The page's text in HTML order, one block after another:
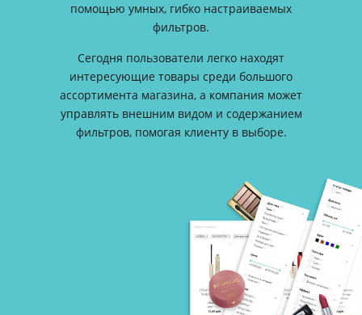
помощью умных, гибко настраиваемых
фильтров.
Сегодня пользователи легко находят
интересующие товары среди большого
ассортимента магазина, а компания может
управлять внешним видом и содержанием
фильтров, помогая клиенту в выборе.